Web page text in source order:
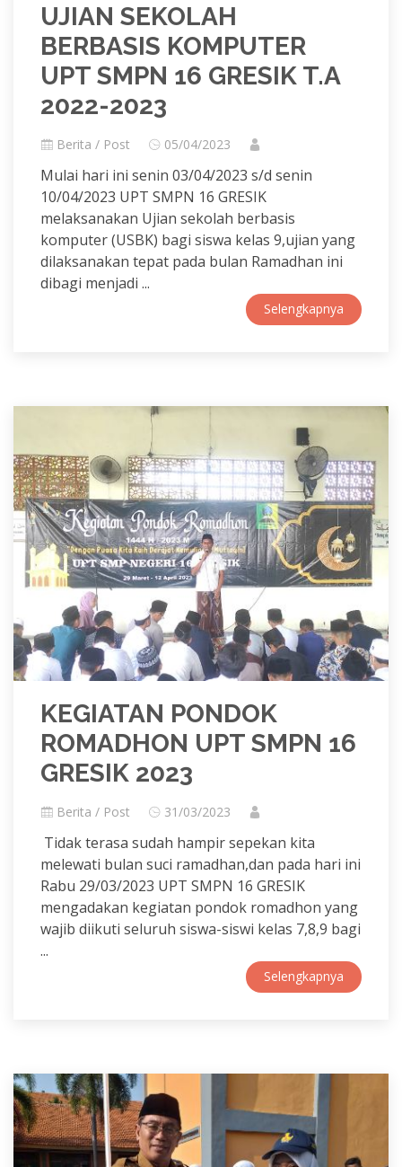
UJIAN SEKOLAH
BERBASIS KOMPUTER
UPT SMPN 16 GRESIK T.A
2022-2023
Berita / Post 05/04/2023
Mulai hari ini senin 03/04/2023 s/d senin
10/04/2023 UPT SMPN 16 GRESIK
melaksanakan Ujian sekolah berbasis
komputer (USBK) bagi siswa kelas 9,ujian yang
dilaksanakan tepat pada bulan Ramadhan ini
dibagi menjadi ...
Selengkapnya
KEGIATAN PONDOK
ROMADHON UPT SMPN 16
GRESIK 2023
Berita / Post 31/03/2023
Tidak terasa sudah hampir sepekan kita
melewati bulan suci ramadhan,dan pada hari ini
Rabu 29/03/2023 UPT SMPN 16 GRESIK
mengadakan kegiatan pondok romadhon yang
wajib diikuti seluruh siswa-siswi kelas 7,8,9 bagi
...
Selengkapnya